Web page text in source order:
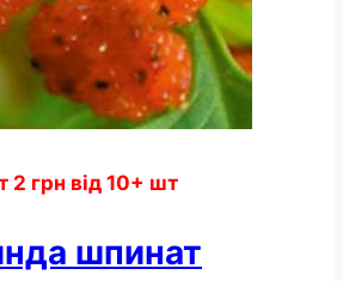
2 грн від 10+ шт
шпинат